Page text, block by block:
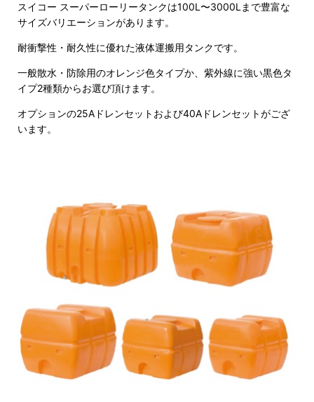
スイコー スーパーローリータンクは100L〜3000Lまで豊富な
サイズバリエーションがあります。
耐衝撃性・耐久性に優れた液体運搬用タンクです。
一般散水・防除用のオレンジ色タイプか、紫外線に強い黒色タ
イプ2種類からお選び頂けます。
オプションの25Aドレンセットおよび40Aドレンセットがござ
います。